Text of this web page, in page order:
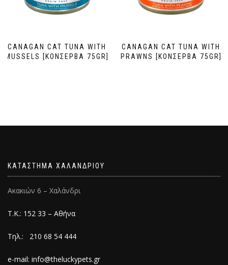
CANAGAN CAT TUNA WITH
MUSSELS [ΚΟΝΣΕΡΒΑ 75GR]
CANAGAN CAT TUNA WITH
PRAWNS [ΚΟΝΣΕΡΒΑ 75GR]
ΚΑΤΑΣΤΗΜΑ ΧΑΛΑΝΔΡΙΟΥ
Ακακιών 6 – Χαλάνδρι
Τ.Κ.: 152 33 – Αθήνα
Τηλ.: 210 68 54 444
e-mail: info@theluckypets.gr